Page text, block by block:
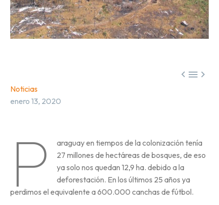

Noticias
enero 13, 2020
P
araguay en tiempos de la colonización tenía
27 millones de hectáreas de bosques, de eso
ya solo nos quedan 12,9 ha. debido a la
deforestación. En los últimos 25 años ya
perdimos el equivalente a 600.000 canchas de fútbol.